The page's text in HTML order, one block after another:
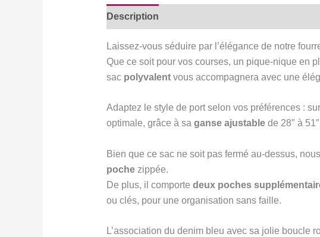
Description
Laissez-vous séduire par l’élégance de notre
Que ce soit pour vos courses, un pique-nique en
sac polyvalentvous accompagnera avec une
Adaptez le style de port selon vos préférences :
optimale, grâce à sa ganse ajustable de 28″ à
Bien que ce sac ne soit pas fermé au-dessus,
pochezippée.
De plus, il comporte deux poches
ou clés, pour une organisation sans faille.
L’association du denim bleu avec sa jolie boucle